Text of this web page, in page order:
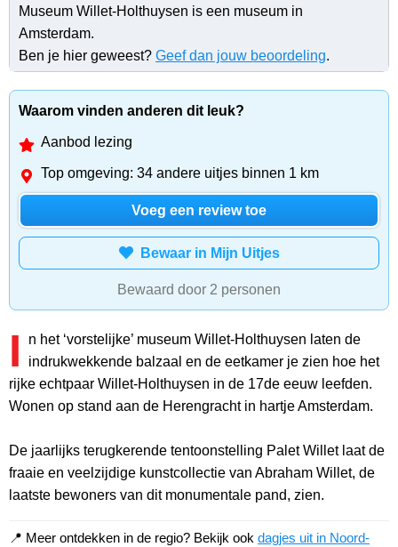
Museum Willet-Holthuysen is een museum in
Amsterdam.
Ben je hier geweest? Geef dan jouw beoordeling.
Waarom vinden anderen dit leuk?
Aanbod lezing
Top omgeving: 34 andere uitjes binnen 1 km
Voeg een review toe
Bewaar in Mijn Uitjes
Bewaard door 2 personen
I
n het ‘vorstelijke’ museum Willet-Holthuysen laten de
indrukwekkende balzaal en de eetkamer je zien hoe het
rijke echtpaar Willet-Holthuysen in de 17de eeuw leefden.
Wonen op stand aan de Herengracht in hartje Amsterdam.
De jaarlijks terugkerende tentoonstelling Palet Willet laat de
fraaie en veelzijdige kunstcollectie van Abraham Willet, de
laatste bewoners van dit monumentale pand, zien.
📍 Meer ontdekken in de regio? Bekijk ook dagjes uit in Noord-